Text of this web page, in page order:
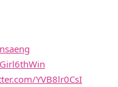
YVB8lr0CsI